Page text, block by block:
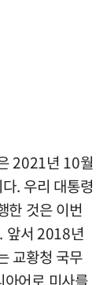
2021년 10월
. 우리 대통령
한 것은 이번
앞서 2018년
교황청 국무
어로 미사를